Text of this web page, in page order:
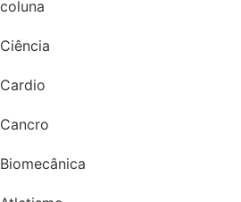
coluna
Ciência
Cardio
Cancro
Biomecânica